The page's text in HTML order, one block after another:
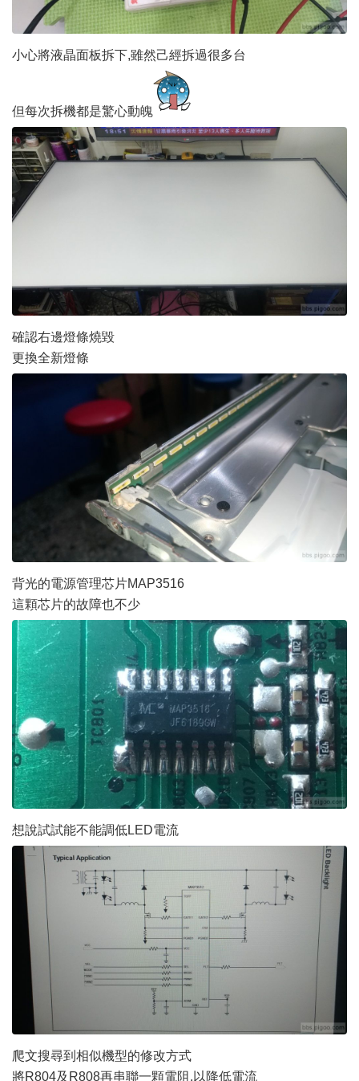
小心將液晶面板拆下,雖然己經拆過很多台
但每次拆機都是驚心動魄
確認右邊燈條燒毀
更換全新燈條
背光的電源管理芯片MAP3516
這顆芯片的故障也不少
想說試試能不能調低LED電流
爬文搜尋到相似機型的修改方式
將R804及R808再串聯一顆電阻,以降低電流